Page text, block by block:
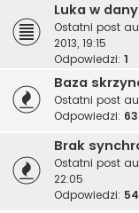
Luka w
Ostatni post
2013, 19:15
Odpowiedzi: 1
Baza
Ostatni post
Odpowiedzi: 63
Brak
Ostatni post
22:05
Odpowiedzi: 54